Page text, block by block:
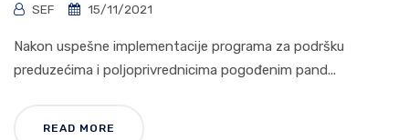
SEF 15/11/2021
Nakon uspešne implementacije programa za podršku
preduzećima i poljoprivrednicima pogođenim pand...
READ MORE